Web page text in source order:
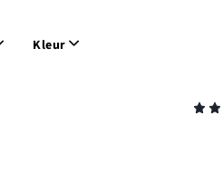
Kleur